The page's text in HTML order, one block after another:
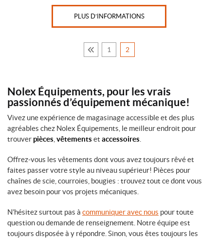
PLUS D’INFORMATIONS
1 2
Nolex Équipements, pour les vrais
passionnés d’équipement mécanique!
Vivez une expérience de magasinage accessible et des plus
agréables chez Nolex Équipements, le meilleur endroit pour
trouver pièces vêtements et accessoires
Offrez-vous les vêtements dont vous avez toujours rêvé et
faites passer votre style au niveau supérieur! Pièces pour
chaînes de scie, courroies, bougies : trouvez tout ce dont vous
avez besoin pour vos projets mécaniques.
N’hésitez surtout pas à communiquer avec nous pour toute
question ou demande de renseignement. Notre équipe est
toujours disposée à y répondre. Sinon, vous êtes toujours les